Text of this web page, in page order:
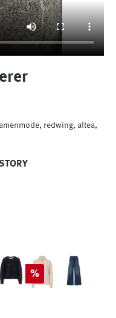
redwing, altea,
Rabatt
%